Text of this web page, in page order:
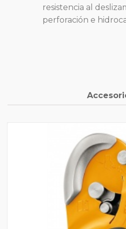
resistencia al
perforación e